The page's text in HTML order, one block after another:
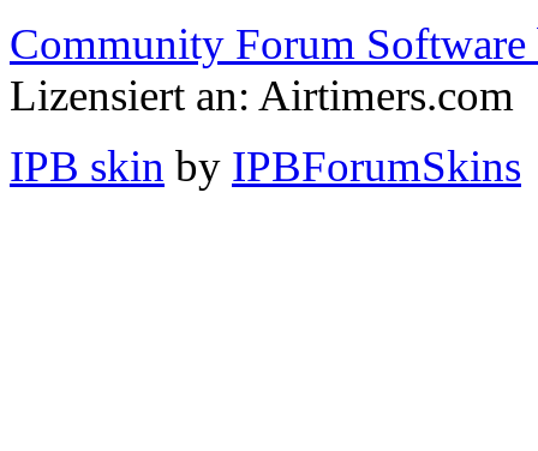
Community Forum Software
Lizensiert an: Airtimers.com
IPB skin by IPBForumSkins